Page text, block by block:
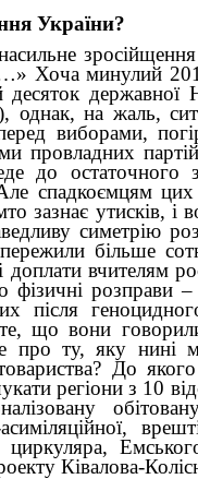
України?
Хоча минулий
десяток державної
однак, на жаль,
виборами,
провладних
до остаточного
Але спадкоємцям
зазнає утисків,
симетрію
більше
вчителям
розправи –
після
що вони
ту, яку нині
До
регіони з 10
Ківалова-